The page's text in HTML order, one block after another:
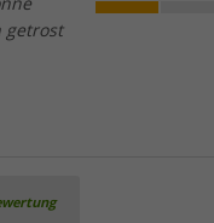
getrost